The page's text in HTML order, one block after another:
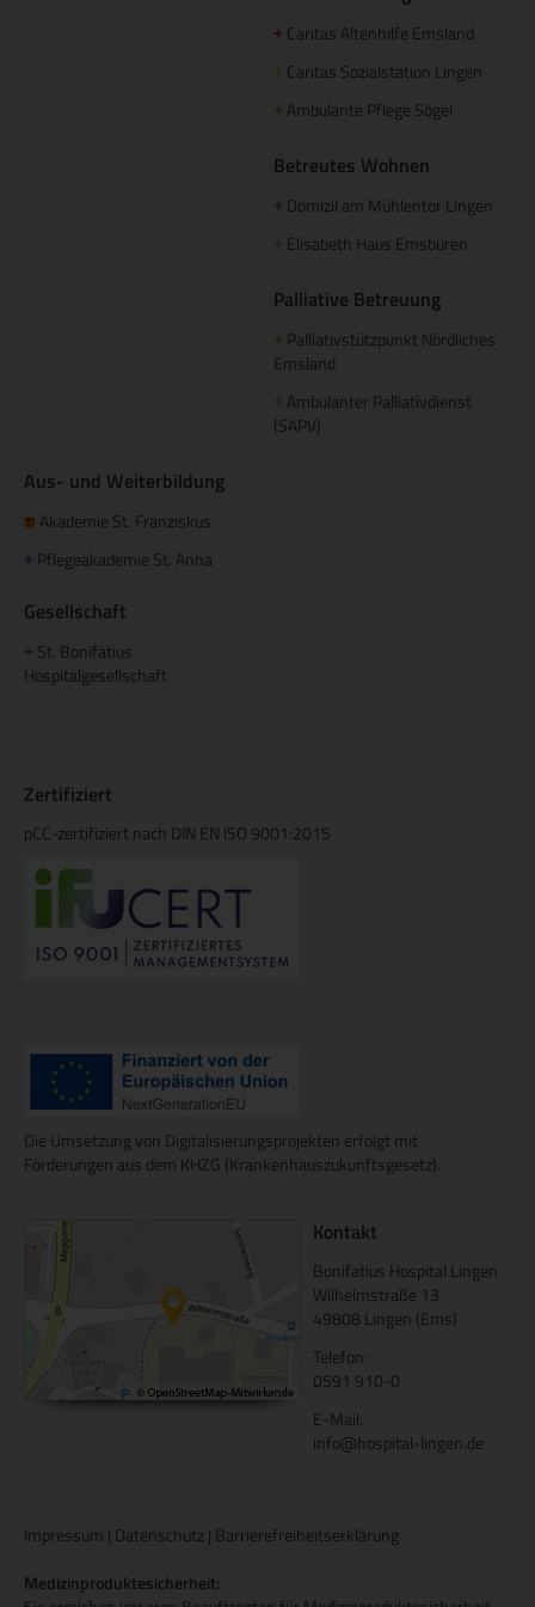
+ Caritas Altenhilfe Emsland
+ Caritas Sozialstation Lingen
+ Ambulante Pflege Sögel
Betreutes Wohnen
Domizil am Mühlentor Lingen
Elisabeth Haus Emsbüren
Palliative Betreuung
+ Palliativstützpunkt Nördliches
Emsland
+ Ambulanter Palliativdienst
(SAPV)
Aus- und Weiterbildung
Akademie St. Franziskus
+ Pflegeakademie St. Anna
Gesellschaft
St. Bonifatius
Hospitalgesellschaft
Zertifiziert
pCC-zertifiziert nach DIN EN ISO 9001:2015
Die Umsetzung von Digitalisierungsprojekten erfolgt mit
Förderungen aus dem KHZG (Krankenhauszukunftsgesetz).
Kontakt
Bonifatius Hospital Lingen
Wilhelmstraße 13
49808 Lingen (Ems)
Telefon:
0591 910-0
E-Mail:
info@hospital-lingen.de
Impressum | Datenschutz| Barrierefreiheitserklärung
Medizinproduktesicherheit: